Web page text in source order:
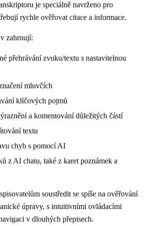
je speciálně navrženo pro
rychle ověřovat citace a informace.
zahrnují:
přehrávání zvuku/textu s nastavitelnou
mluvčích
klíčových pojmů
a komentování důležitých částí
textu
chyb s pomocí AI
z AI chatu, také z karet poznámek a
soustředit se spíše na ověřování
úpravy, s intuitivními ovládacími
v dlouhých přepisech.